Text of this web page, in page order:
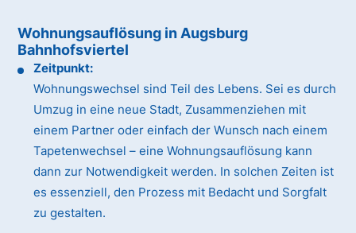
Wohnungsauflösung in Augsburg
Bahnhofsviertel
Zeitpunkt:
Wohnungswechsel sind Teil des Lebens. Sei es durch
Umzug in eine neue Stadt, Zusammenziehen mit
einem Partner oder einfach der Wunsch nach einem
Tapetenwechsel – eine Wohnungsauflösung kann
dann zur Notwendigkeit werden. In solchen Zeiten ist
es essenziell, den Prozess mit Bedacht und Sorgfalt
zu gestalten.